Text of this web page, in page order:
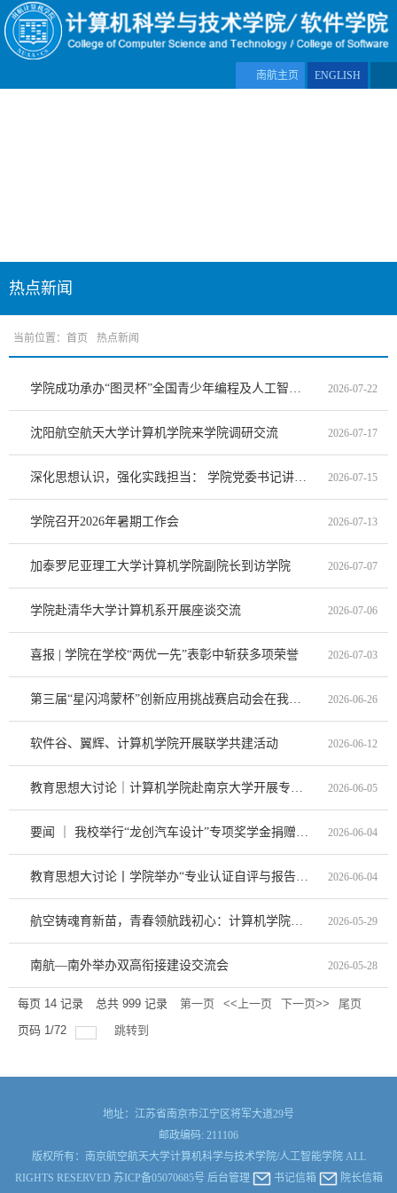
南航主页 ENGLISH
热点新闻
当前位置： 首页 热点新闻
学院成功承办“图灵杯”全国青少年编程及人工智能挑战活动 2026-07-22
沈阳航空航天大学计算机学院来学院调研交流 2026-07-17
深化思想认识，强化实践担当： 学院党委书记讲授树立和践行正确政绩观专题党课 2026-07-15
学院召开2026年暑期工作会 2026-07-13
加泰罗尼亚理工大学计算机学院副院长到访学院 2026-07-07
学院赴清华大学计算机系开展座谈交流 2026-07-06
喜报 | 学院在学校“两优一先”表彰中斩获多项荣誉 2026-07-03
第三届“星闪鸿蒙杯”创新应用挑战赛启动会在我校成功举办 2026-06-26
软件谷、翼辉、计算机学院开展联学共建活动 2026-06-12
教育思想大讨论｜计算机学院赴南京大学开展专题调研交流 2026-06-05
要闻 ｜ 我校举行“龙创汽车设计”专项奖学金捐赠签约仪式 2026-06-04
教育思想大讨论丨学院举办“专业认证自评与报告材料组织” 专题培训 2026-06-04
航空铸魂育新苗，青春领航践初心：计算机学院开展示范性主题团日活动 2026-05-29
南航—南外举办双高衔接建设交流会 2026-05-28
每页 14 记录 总共 999 记录 第一页 <<上一页 下一页>>
尾页
页码 1/72 跳转到
地址：江苏省南京市江宁区将军大道29号
邮政编码: 211106
版权所有：南京航空航天大学计算机科学与技术学院/人工智能学院 ALL
RIGHTS RESERVED 苏ICP备05070685号 后台管理 书记信箱 院长信箱